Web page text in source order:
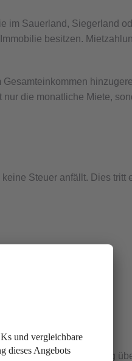
im Sauerland, Siegerland
besitzen.
die monatliche Miete,
Steuer anfällt. Dies tritt
diesen Freibetrag